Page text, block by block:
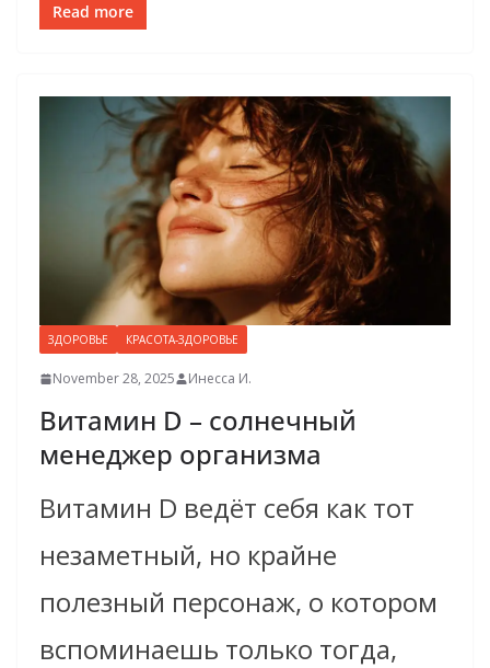
Read more
ЗДОРОВЬЕ КРАСОТА-ЗДОРОВЬЕ
November 28, 2025 Инесса И.
Витамин D – солнечный
менеджер организма
Витамин D ведёт себя как тот
незаметный, но крайне
полезный персонаж, о котором
вспоминаешь только тогда,